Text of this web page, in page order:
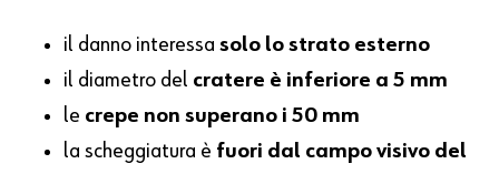
il danno interessasolo lo strato esterno
il diametro del cratere è inferiore a 5 mm
le crepe non superano i 50 mm
la scheggiatura è fuori dal campo visivo del